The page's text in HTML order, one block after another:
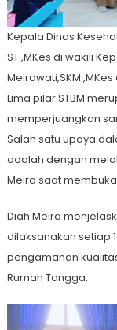
Kepala Dinas
ST.,MKes di wakili
Lima pilar STBM
memperjuangkan
Salah satu upaya
adalah dengan
Meira saat
Diah Meira
dilaksanakan setiap
pengamanan
Rumah Tangga.